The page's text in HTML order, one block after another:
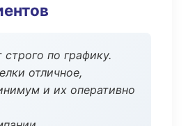
по графику.
отличное,
и их оперативно